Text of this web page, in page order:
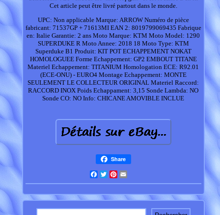
Cet article peut être livré partout dans le monde.
UPC: Non applicable Marque: ARROW Numéro de pièce
fabricant: 71537GP + 71613MI EAN 2: 8019799069435 Fabrique
en: Italie Garantie: 2 ans Moto Marque: KTM Moto Model: 1290
SUPERDUKE R Moto Annee: 2018 18 Moto Type: KTM
Superduke B1 Produit: KIT POT ECHAPPEMENT NOKAT
HOMOLOGUEE Forme Echappement: GP2 EMBOUT TITANE
Materiel Echappement: TITANIUM Homologation ECE: R92.01
(ECE-ONU) - EURO4 Montage Echappement: MONTE
SEULEMENT LE COLLECTEUR ORIGINAL Materiel Raccord:
RACCORD INOX Poids Echappament: 3,15 Sonde Lambda: NO
Sonde CO: NO Info: CHICANE AMOVIBLE INCLUE
Share
Facebook
TwitterPinterest